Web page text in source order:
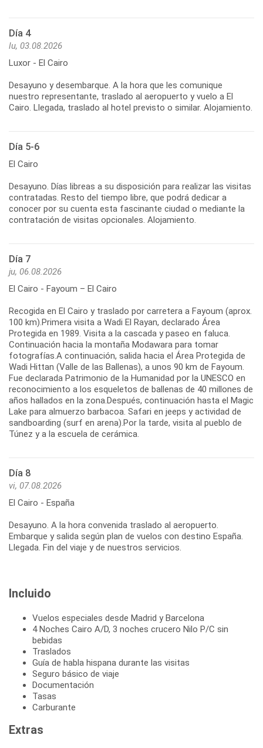
Día 4
lu, 03.08.2026
Luxor - El Cairo
Desayuno y desembarque. A la hora que les comunique
nuestro representante, traslado al aeropuerto y vuelo a El
Cairo. Llegada, traslado al hotel previsto o similar. Alojamiento.
Día 5-6
El Cairo
Desayuno. Días libreas a su disposición para realizar las visitas
contratadas. Resto del tiempo libre, que podrá dedicar a
conocer por su cuenta esta fascinante ciudad o mediante la
contratación de visitas opcionales. Alojamiento.
Día 7
ju, 06.08.2026
El Cairo - Fayoum – El Cairo
Recogida en El Cairo y traslado por carretera a Fayoum (aprox.
100 km).Primera visita a Wadi El Rayan, declarado Área
Protegida en 1989. Visita a la cascada y paseo en faluca.
Continuación hacia la montaña Modawara para tomar
fotografías.A continuación, salida hacia el Área Protegida de
Wadi Hittan (Valle de las Ballenas), a unos 90 km de Fayoum.
Fue declarada Patrimonio de la Humanidad por la UNESCO en
reconocimiento a los esqueletos de ballenas de 40 millones de
años hallados en la zona.Después, continuación hasta el Magic
Lake para almuerzo barbacoa. Safari en jeeps y actividad de
sandboarding (surf en arena).Por la tarde, visita al pueblo de
Túnez y a la escuela de cerámica.
Día 8
vi, 07.08.2026
El Cairo - España
Desayuno. A la hora convenida traslado al aeropuerto.
Embarque y salida según plan de vuelos con destino España.
Llegada. Fin del viaje y de nuestros servicios.
Incluido
Vuelos especiales desde Madrid y Barcelona
4 Noches Cairo A/D, 3 noches crucero Nilo P/C sin
bebidas
Traslados
Guía de habla hispana durante las visitas
Seguro básico de viaje
Documentación
Tasas
Carburante
Extras